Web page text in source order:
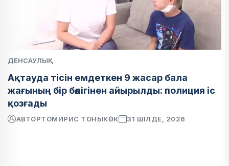
ДЕНСАУЛЫҚ
Ақтауда тісін емдеткен 9 жасар бала
жағының бір бөлігінен айырылды: полиция іс
қозғады
АВТОРТОМИРИС ТОНЫКӨК 31 ШІЛДЕ, 2026